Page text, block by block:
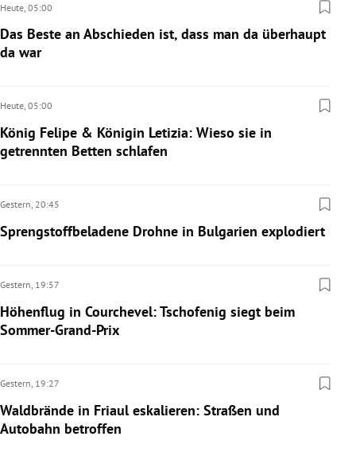
Heute, 05:00
Das Beste an Abschieden ist, dass man da überhaupt
da war
Heute, 05:00
König Felipe & Königin Letizia: Wieso sie in
getrennten Betten schlafen
Gestern, 20:45
Sprengstoffbeladene Drohne in Bulgarien explodiert
Gestern, 19:57
Höhenflug in Courchevel: Tschofenig siegt beim
Sommer-Grand-Prix
Gestern, 19:27
Waldbrände in Friaul eskalieren: Straßen und
Autobahn betroffen